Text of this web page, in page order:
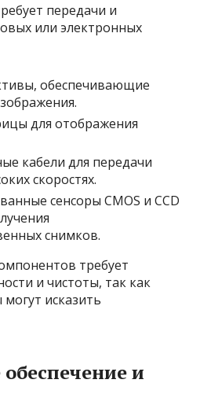
передачи и
или электронных
обеспечивающие
для отображения
кабели для передачи
скоростях.
сенсоры CMOS и CCD
снимков.
требует
и чистоты, так как
исказить
и